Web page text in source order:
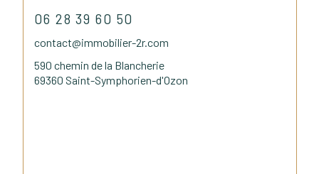
06 28 39 60 50
contact@immobilier-2r.com
590 chemin de la Blancherie
69360 Saint-Symphorien-d'Ozon